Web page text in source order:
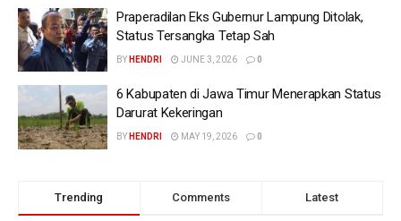
Praperadilan Eks Gubernur Lampung Ditolak,
Status Tersangka Tetap Sah
BY HENDRI JUNE 3, 2026 0
6 Kabupaten di Jawa Timur Menerapkan Status
Darurat Kekeringan
BY HENDRI MAY 19, 2026 0
Trending Comments Latest